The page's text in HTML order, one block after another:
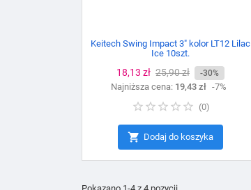
Keitech Swing Impact 3" kolor LT12 Lilac
Ice 10szt.
Cena
18,13 zł Cena
podstawowa
25,90 zł -30%
Najniższa cena: 19,43 zł -7%
(0)
 Dodaj do koszyka